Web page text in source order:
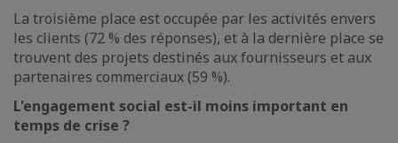
La troisième place est occupée par les activités envers
les clients (72 % des réponses), et à la dernière place se
trouvent des projets destinés aux fournisseurs et aux
partenaires commerciaux (59 %).
L'engagement social est-il moins important en
temps de crise ?